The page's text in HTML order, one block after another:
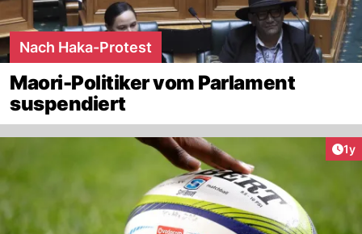
Nach Haka-Protest
Maori-Politiker vom Parlament
suspendiert
1y